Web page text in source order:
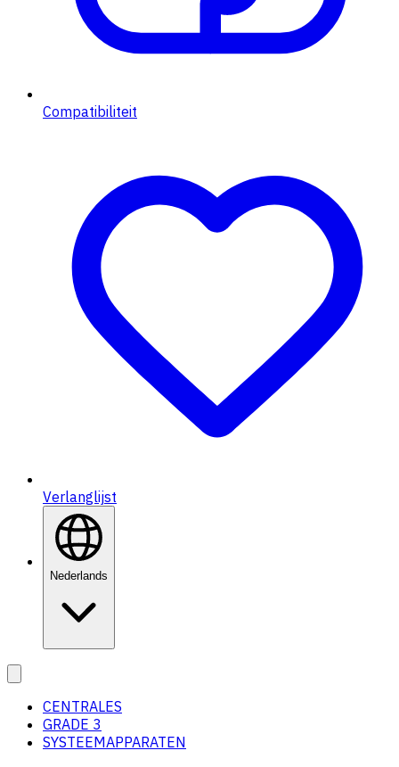
Compatibiliteit
Verlanglijst
Nederlands
CENTRALES
GRADE 3
SYSTEEMAPPARATEN